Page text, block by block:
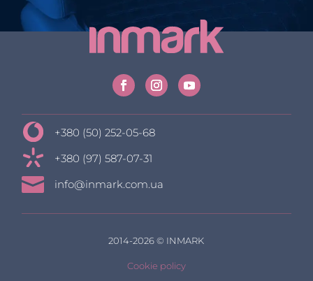
+380 (50) 252-05-68
+380 (97) 587-07-31
 info@inmark.com.ua
2014-2026 © INMARK
Cookie policy